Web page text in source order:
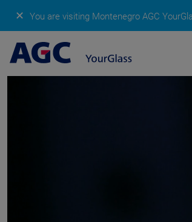
✕ You are visiting Montenegro AGC